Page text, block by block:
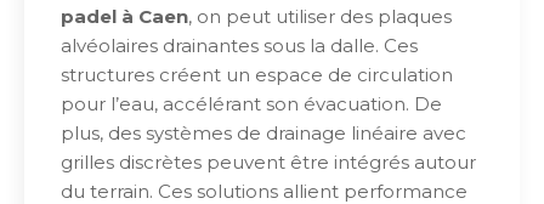
padel à Caen, on peut utiliser des plaques
alvéolaires drainantes sous la dalle. Ces
structures créent un espace de circulation
pour l’eau, accélérant son évacuation. De
plus, des systèmes de drainage linéaire avec
grilles discrètes peuvent être intégrés autour
du terrain. Ces solutions allient performance